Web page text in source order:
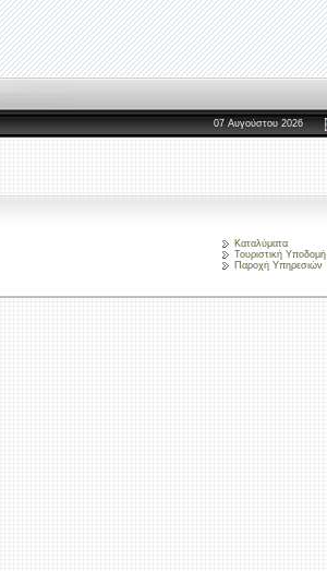
07 Αυγούστου 2026
Καταλύματα
Τουριστική Υποδομή
Παροχή Υπηρεσιών